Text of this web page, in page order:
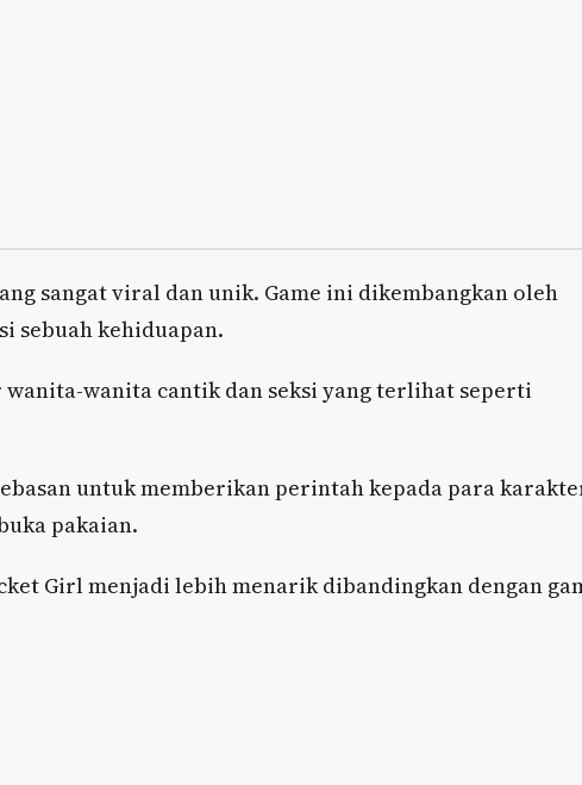
sangat viral dan unik. Game ini dikembangkan oleh
sebuah kehiduapan.
wanita cantik dan seksi yang terlihat seperti
untuk memberikan perintah kepada para
pakaian.
Girl menjadi lebih menarik dibandingkan dengan